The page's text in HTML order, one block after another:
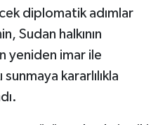
diplomatik adımlar
Sudan halkının
yeniden imar ile
kararlılıkla